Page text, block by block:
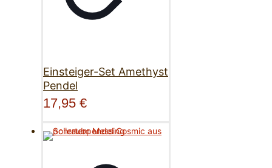
Einsteiger-Set Amethyst
Pendel
17,95 €